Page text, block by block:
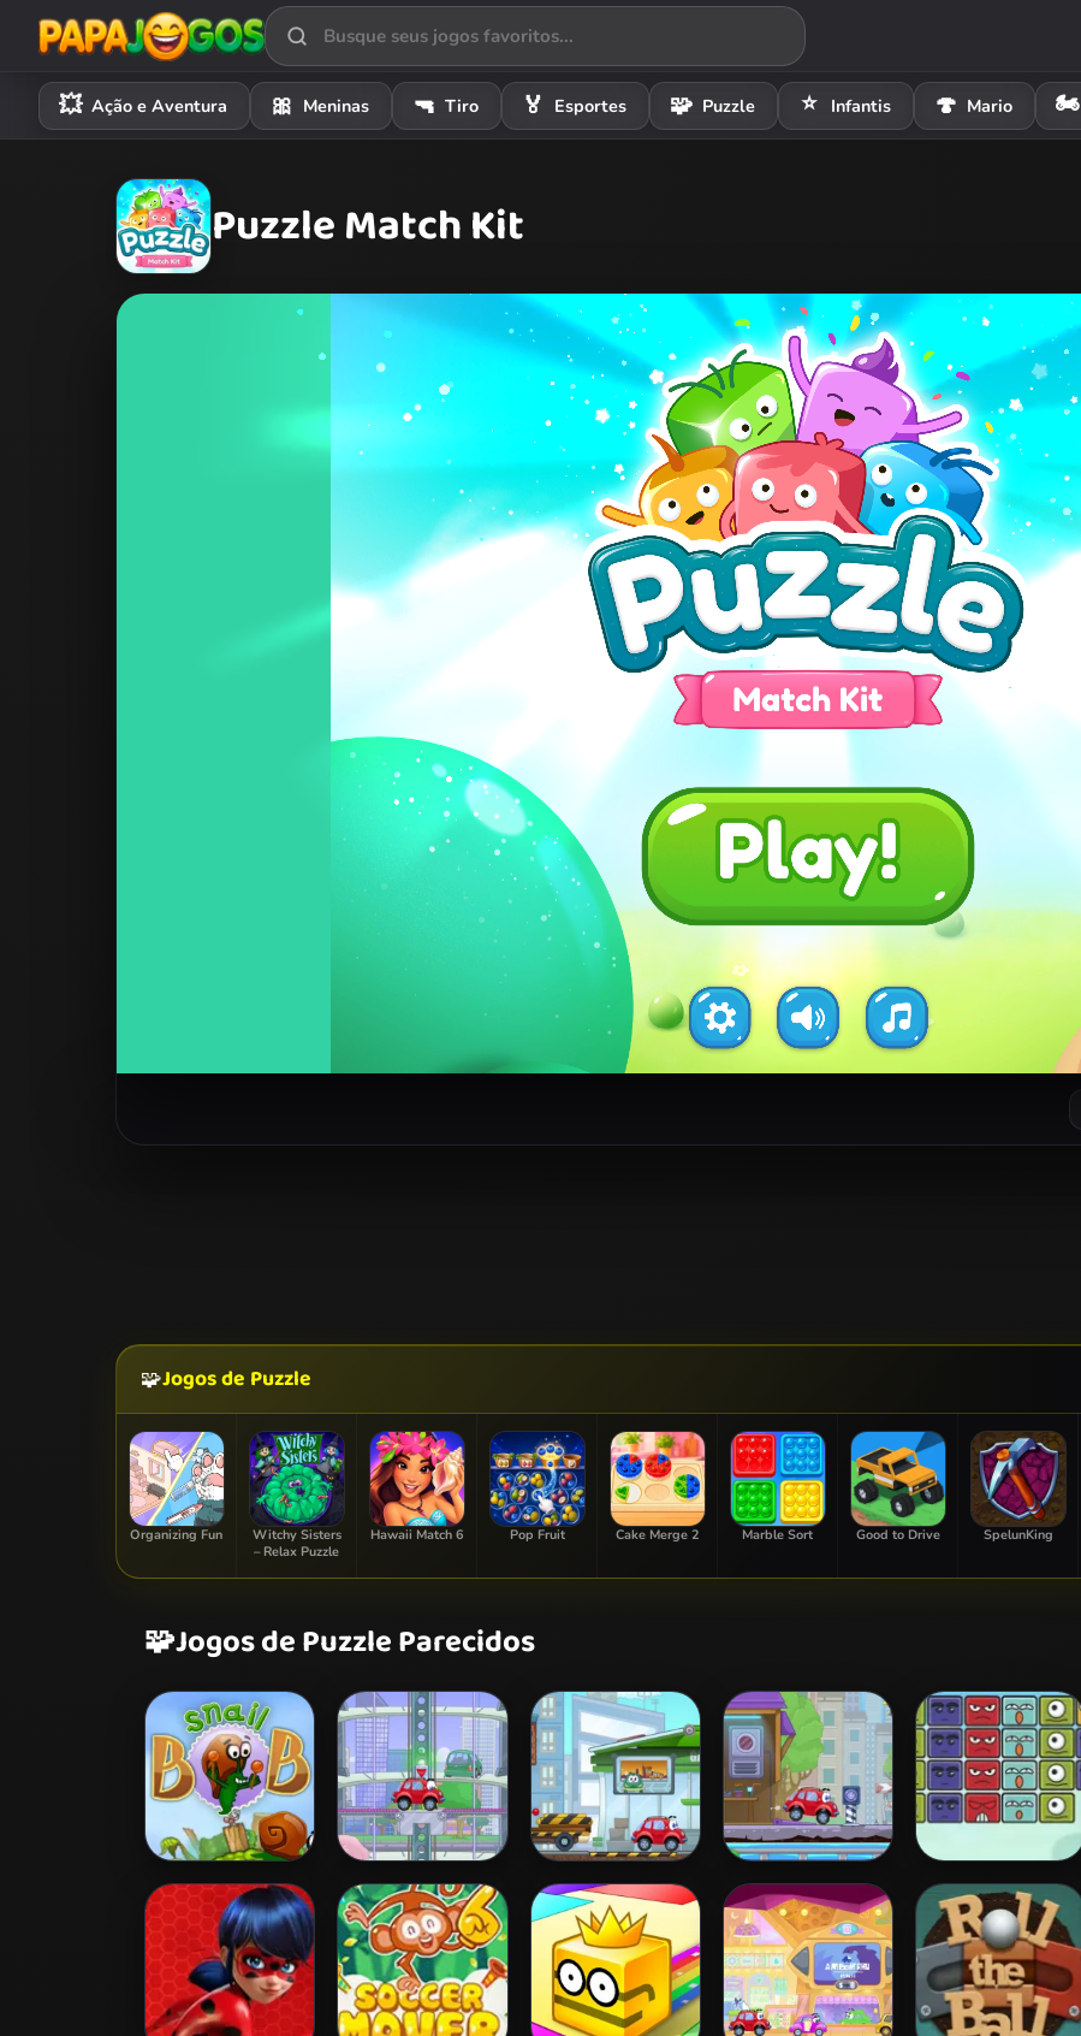
💥 Ação e Aventura 🎀 Meninas 🔫 Tiro 🏅 Esportes 🧩 Puzzle ⭐ Infantis 🍄 Mario 🏍️
Puzzle Match Kit
🧩Jogos de Puzzle
Organizing Fun
Witchy Sisters
– Relax Puzzle
Hawaii Match 6 Pop Fruit Cake Merge 2 Marble Sort Good to Drive SpelunKing
🧩Jogos de Puzzle Parecidos
Snail Bob 2 Wheely 2 Wheely 3 Wheely 4 - Time
Travel
Block Destroyer